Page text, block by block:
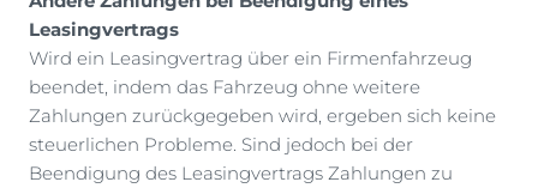
Leasingvertrags
Wird ein Leasingvertrag über ein Firmenfahrzeug
beendet, indem das Fahrzeug ohne weitere
Zahlungen zurückgegeben wird, ergeben sich keine
steuerlichen Probleme. Sind jedoch bei der
Beendigung des Leasingvertrags Zahlungen zu